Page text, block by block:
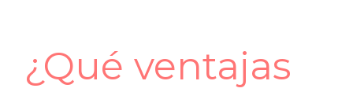
¿Qué ventajas